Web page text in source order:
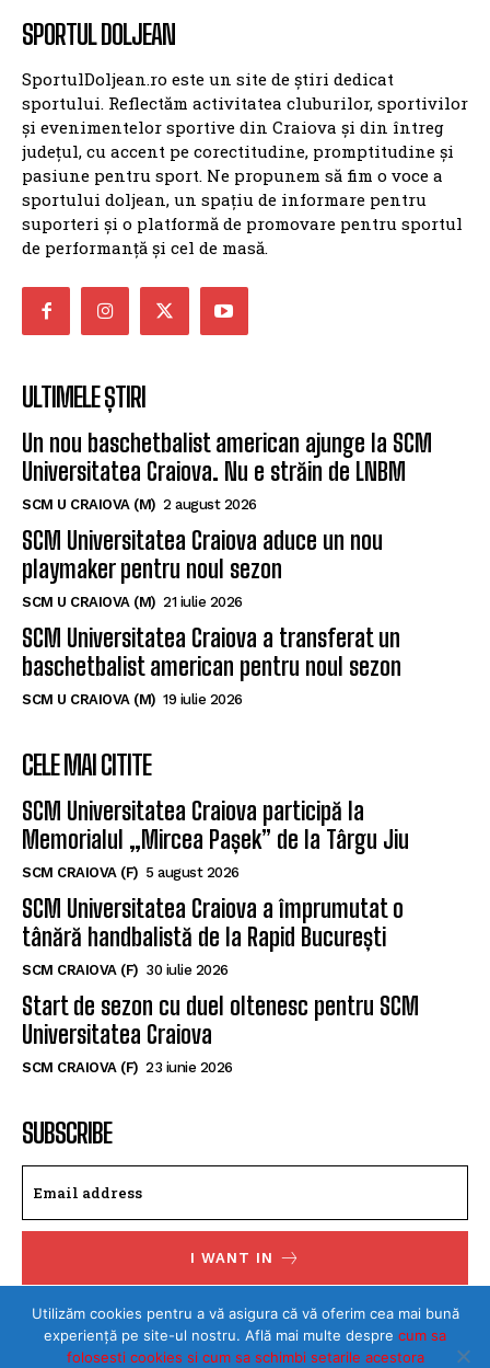
SPORTUL DOLJEAN
SportulDoljean.ro este un site de știri dedicat
sportului. Reflectăm activitatea cluburilor, sportivilor
și evenimentelor sportive din Craiova și din întreg
județul, cu accent pe corectitudine, promptitudine și
pasiune pentru sport. Ne propunem să fim o voce a
sportului doljean, un spațiu de informare pentru
suporteri și o platformă de promovare pentru sportul
de performanță și cel de masă.
ULTIMELE ȘTIRI
Un nou baschetbalist american ajunge la SCM
Universitatea Craiova. Nu e străin de LNBM
SCM U CRAIOVA (M) 2 august 2026
SCM Universitatea Craiova aduce un nou
playmaker pentru noul sezon
SCM U CRAIOVA (M) 21 iulie 2026
SCM Universitatea Craiova a transferat un
baschetbalist american pentru noul sezon
SCM U CRAIOVA (M) 19 iulie 2026
CELE MAI CITITE
SCM Universitatea Craiova participă la
Memorialul „Mircea Pașek” de la Târgu Jiu
SCM CRAIOVA (F) 5 august 2026
SCM Universitatea Craiova a împrumutat o
tânără handbalistă de la Rapid București
SCM CRAIOVA (F) 30 iulie 2026
Start de sezon cu duel oltenesc pentru SCM
Universitatea Craiova
SCM CRAIOVA (F) 23 iunie 2026
SUBSCRIBE
I WANT IN
I've read and accept thePrivacy Policy.
Utilizăm cookies pentru a vă asigura că vă oferim cea mai bună
experiență pe site-ul nostru. Află mai multe despre cum sa
folosesti cookies si cum sa schimbi setarile acestora